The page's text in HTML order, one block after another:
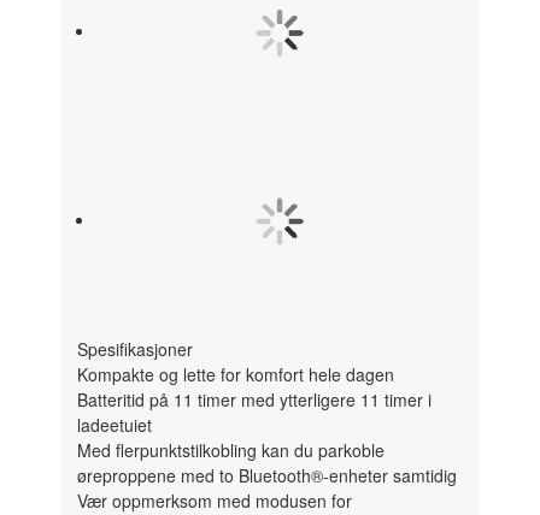
Spesifikasjoner
Kompakte og lette for komfort hele dagen
Batteritid på 11 timer med ytterligere 11 timer i
ladeetuiet
Med flerpunktstilkobling kan du parkoble
øreproppene med to Bluetooth®-enheter samtidig
Vær oppmerksom med modusen for